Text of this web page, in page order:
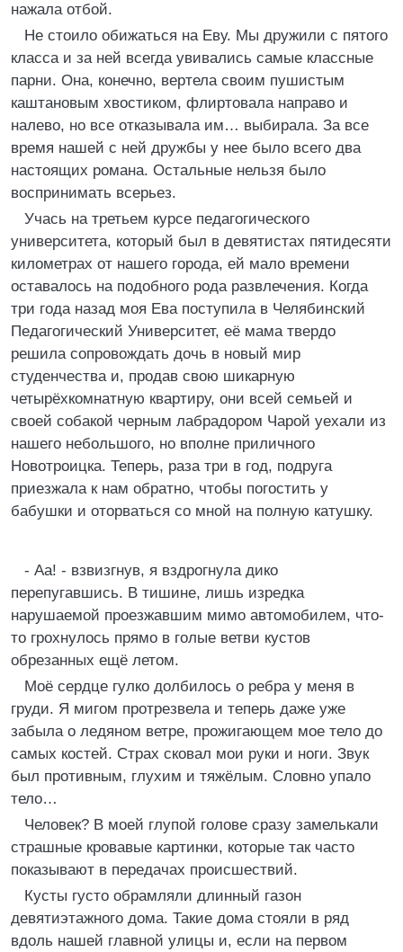
нажала отбой.
Не стоило обижаться на Еву. Мы дружили с пятого
класса и за ней всегда увивались самые классные
парни. Она, конечно, вертела своим пушистым
каштановым хвостиком, флиртовала направо и
налево, но все отказывала им… выбирала. За все
время нашей с ней дружбы у нее было всего два
настоящих романа. Остальные нельзя было
воспринимать всерьез.
Учась на третьем курсе педагогического
университета, который был в девятистах пятидесяти
километрах от нашего города, ей мало времени
оставалось на подобного рода развлечения. Когда
три года назад моя Ева поступила в Челябинский
Педагогический Университет, её мама твердо
решила сопровождать дочь в новый мир
студенчества и, продав свою шикарную
четырёхкомнатную квартиру, они всей семьей и
своей собакой черным лабрадором Чарой уехали из
нашего небольшого, но вполне приличного
Новотроицка. Теперь, раза три в год, подруга
приезжала к нам обратно, чтобы погостить у
бабушки и оторваться со мной на полную катушку.
- Аа! - взвизгнув, я вздрогнула дико
перепугавшись. В тишине, лишь изредка
нарушаемой проезжавшим мимо автомобилем, что-
то грохнулось прямо в голые ветви кустов
обрезанных ещё летом.
Моё сердце гулко долбилось о ребра у меня в
груди. Я мигом протрезвела и теперь даже уже
забыла о ледяном ветре, прожигающем мое тело до
самых костей. Страх сковал мои руки и ноги. Звук
был противным, глухим и тяжёлым. Словно упало
тело…
Человек? В моей глупой голове сразу замелькали
страшные кровавые картинки, которые так часто
показывают в передачах происшествий.
Кусты густо обрамляли длинный газон
девятиэтажного дома. Такие дома стояли в ряд
вдоль нашей главной улицы и, если на первом